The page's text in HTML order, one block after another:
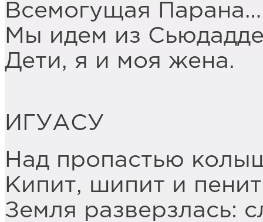
Всемогущая Парана…
Мы идем из
Дети, я и моя жена.
ИГУАСУ
Над пропастью
Кипит, шипит и
Земля разверзлась: